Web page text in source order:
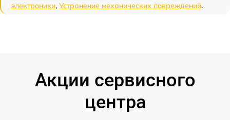
электроники, Устранение механических повреждений.
Акции сервисного
центра